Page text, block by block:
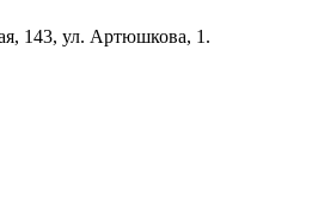
143, ул. Артюшкова, 1.